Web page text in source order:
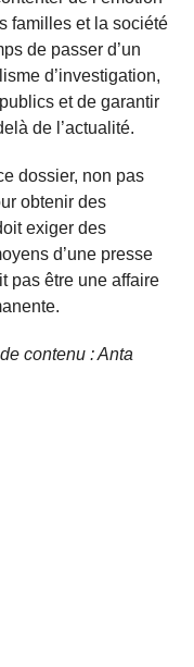
familles et la société
de passer d’un
d’investigation,
et de garantir
de l’actualité.
dossier, non pas
obtenir des
exiger des
d’une presse
pas être une affaire
contenu : Anta